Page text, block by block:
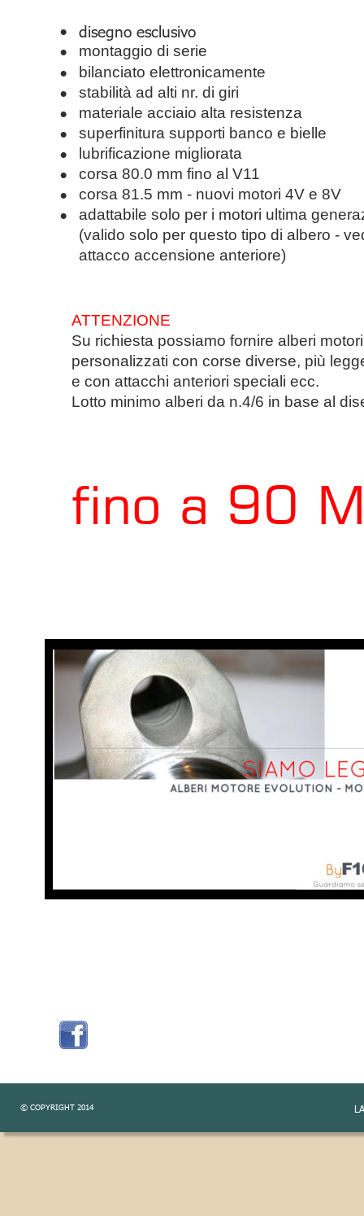
© COPYRIGHT 2014
• disegno esclusivo
• montaggio di serie
• bilanciato elettronicamente
• stabilità ad alti nr. di giri
• materiale acciaio alta resistenza
• superfinitura supporti banco e bielle
• lubrificazione migliorata
• corsa 80.0 mm fino al V11
• corsa 81.5 mm - nuovi motori 4V e 8V
•
adattabile solo per i motori ultima
(valido solo per questo tipo di albero -
attacco accensione anteriore)
ATTENZIONE
Su richiesta possiamo fornire alberi motori
personalizzati con corse diverse, più
e con attacchi anteriori speciali ecc.
Lotto minimo alberi da n.4/6 in base al
fino a 90